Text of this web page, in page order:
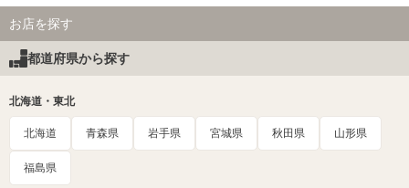
お店を探す
都道府県から探す
北海道・東北
北海道 青森県 岩手県 宮城県 秋田県 山形県
福島県